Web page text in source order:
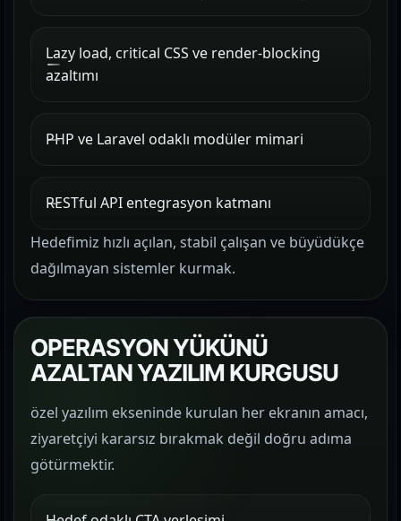
Lazy load, critical CSS ve render-blocking
azaltımı
PHP ve Laravel odaklı modüler mimari
RESTful API entegrasyon katmanı
Hedefimiz hızlı açılan, stabil çalışan ve büyüdükçe
dağılmayan sistemler kurmak.
OPERASYON YÜKÜNÜ
AZALTAN YAZILIM KURGUSU
özel yazılım ekseninde kurulan her ekranın amacı,
ziyaretçiyi kararsız bırakmak değil doğru adıma
götürmektir.